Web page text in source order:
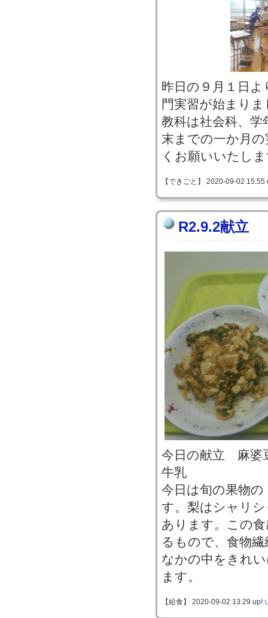
昨日の９月１日
門実習が始まり
教科は社会科、学
末までの一か月
くお願いいたし
【できごと】 2020-09-02
R2.9.2献立
今日の献立 麻
牛乳
今日は旬の果物
す。梨はシャリ
あります。この
るもので、食物
なかの中をきれ
ます。
【給食】 2020-09-02 13:29 up!